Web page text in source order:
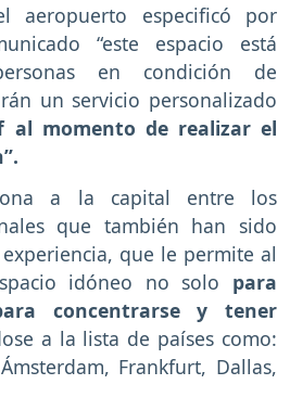
aeropuerto especificó por
“este espacio está
en condición de
un servicio personalizado
al momento de realizar el
a la capital entre los
que también han sido
que le permite al
idóneo no solo para
concentrarse y tener
a la lista de países como:
Frankfurt, Dallas,